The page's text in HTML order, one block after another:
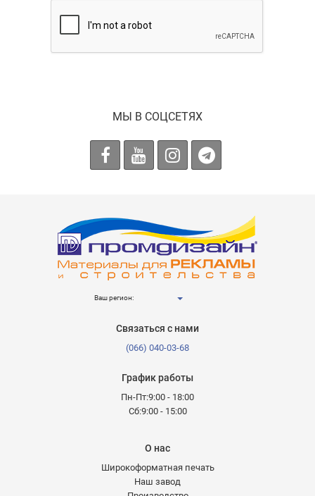
МЫ В СОЦСЕТЯХ
Ваш регион:
Связаться с нами
(066) 040-03-68
График работы
Пн-Пт:9:00 - 18:00
Сб:9:00 - 15:00
О нас
Широкоформатная печать
Наш завод